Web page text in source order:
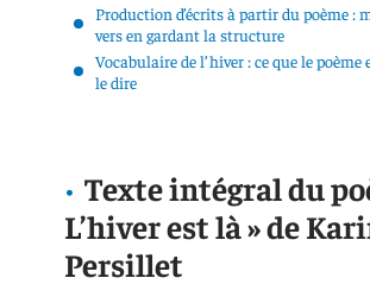
Production d’écrits à partir du poème :
vers en gardant la structure
Vocabulaire de l’hiver : ce que le poème
le dire
Texte intégral du
L’hiver est là » de
Persillet